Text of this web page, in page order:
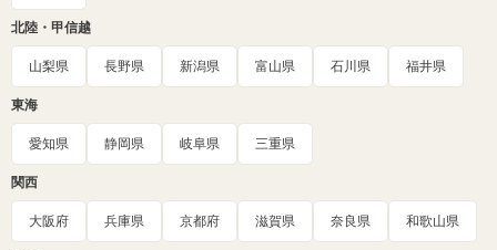
北陸・甲信越
山梨県 長野県 新潟県 富山県 石川県 福井県
東海
愛知県 静岡県 岐阜県 三重県
関西
大阪府 兵庫県 京都府 滋賀県 奈良県 和歌山県